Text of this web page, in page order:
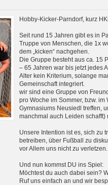
Hobby-Kicker-Parndorf, kurz
Seit rund 15 Jahren gibt es in
Truppe von Menschen, die 1x
dem „kicken“ nachgehen.
Die Gruppe besteht aus ca. 15
– 65 Jahren war bis jetzt jedes
Alter kein Kriterium, solange
Gemeinschaft integriert.
wir sind eine Gruppe von
pro Woche im Sommer, bzw.
Gymnasiums Neusiedl treffen,
manchmal auch Leiden schafft)
Unsere Intention ist es, sich zu
betreiben, über Fußball zu
vor Allem uns nicht zu verletzen.
Und nun kommst DU ins Spiel:
Möchtest du auch dabei sein?
Ruf uns einfach an und wir